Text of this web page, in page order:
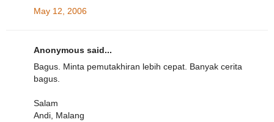
May 12, 2006
Anonymous said...
Bagus. Minta pemutakhiran lebih cepat. Banyak cerita
bagus.
Salam
Andi, Malang